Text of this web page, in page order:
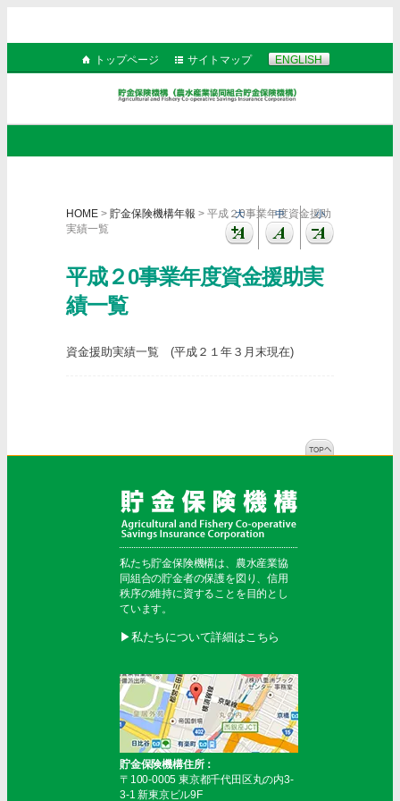
トップページ サイトマップ ENGLISH
HOME > 貯金保険機構年報 > 平成２0事業年度資金援助
実績一覧
平成２0事業年度資金援助実
績一覧
資金援助実績一覧 (平成２１年３月末現在)
大 中 小
私たち貯金保険機構は、農水産業協
同組合の貯金者の保護を図り、信用
秩序の維持に資することを目的とし
ています。
▶︎私たちについて詳細はこちら
貯金保険機構住所：
〒100-0005 東京都千代田区丸の内3-
3-1 新東京ビル9F